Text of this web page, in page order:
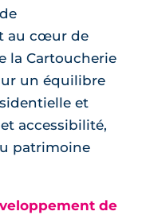
au cœur de
la Cartoucherie
un équilibre
et
accessibilité,
patrimoine
de